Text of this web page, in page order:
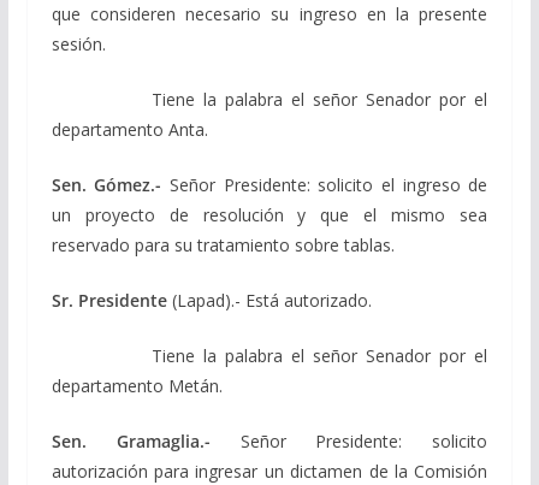
que consideren necesario su ingreso en la presente
sesión.
Tiene la palabra el señor Senador por el
departamento Anta.
Sen. Gómez.-Señor Presidente: solicito el ingreso de
un proyecto de resolución y que el mismo sea
reservado para su tratamiento sobre tablas.
Sr. Presidente (Lapad).- Está autorizado.
Tiene la palabra el señor Senador por el
departamento Metán.
Sen. Gramaglia.- Señor Presidente: solicito
autorización para ingresar un dictamen de la Comisión